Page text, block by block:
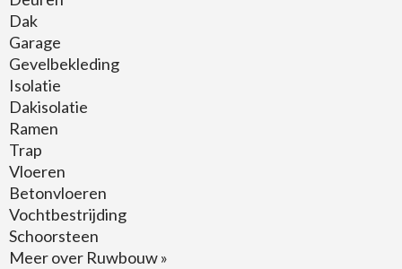
Dak
Garage
Gevelbekleding
Isolatie
Dakisolatie
Ramen
Trap
Vloeren
Betonvloeren
Vochtbestrijding
Schoorsteen
Meer over Ruwbouw »